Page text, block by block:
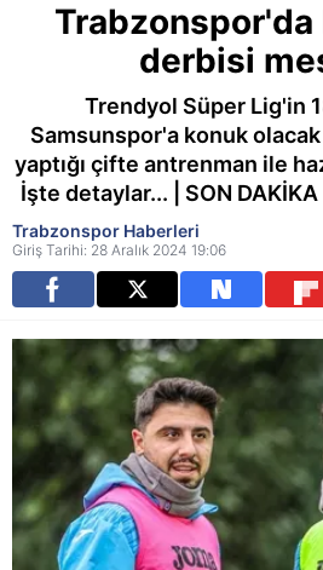
Trabzonspor'da
derbisi
Trendyol Süper Lig'in
Samsunspor'a konuk
yaptığı çifte antrenman ile
İşte detaylar... | SON
Trabzonspor Haberleri
Giriş Tarihi: 28 Aralık 2024 19:06